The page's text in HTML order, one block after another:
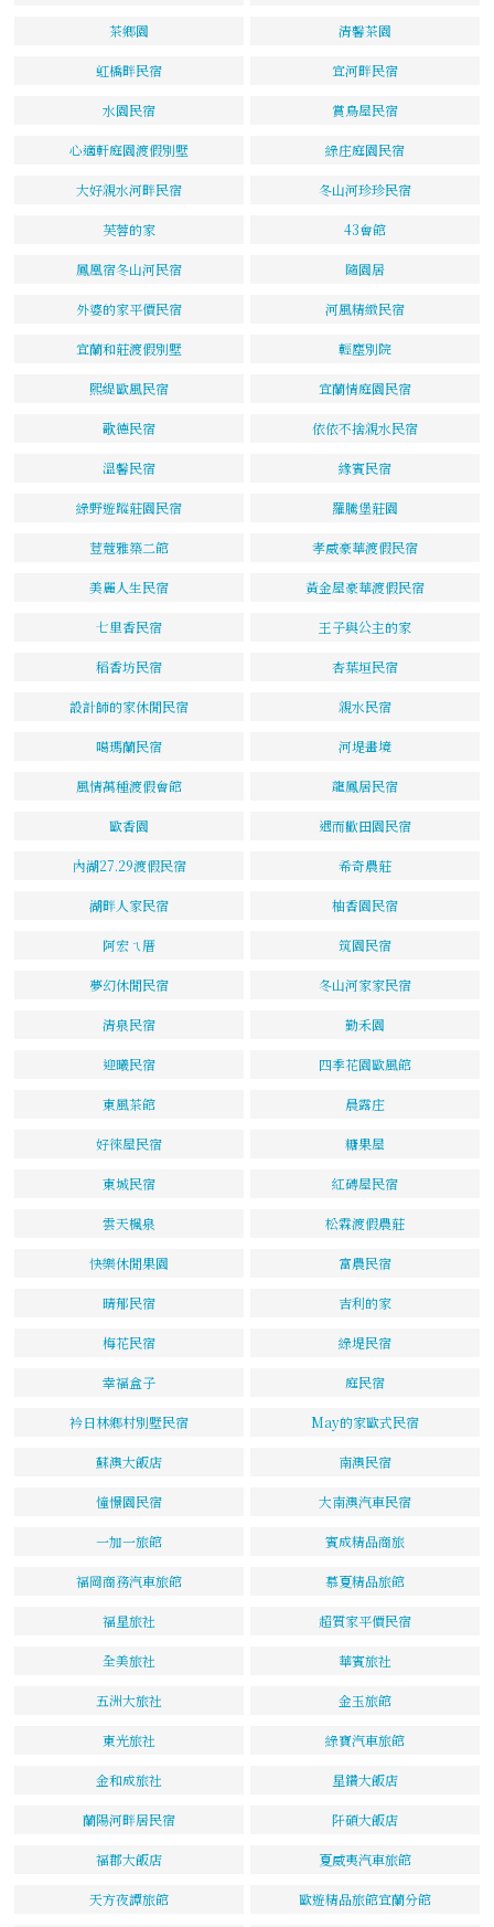
茶鄉園 清馨茶園
虹橋畔民宿 宜河畔民宿
水園民宿 賞鳥屋民宿
心適軒庭園渡假別墅 綠庄庭園民宿
大好親水河畔民宿 冬山河珍珍民宿
芙蓉的家 43會館
鳳凰宿冬山河民宿 隨園居
外婆的家平價民宿 河風精緻民宿
宜蘭和莊渡假別墅 輕塵別院
熙緹歐風民宿 宜蘭情庭園民宿
歌德民宿 依依不捨親水民宿
溫馨民宿 緣賓民宿
綠野遊蹤莊園民宿 羅騰堡莊園
荳蔻雅築二館 孝威豪華渡假民宿
美麗人生民宿 黃金屋豪華渡假民宿
七里香民宿 王子與公主的家
稻香坊民宿 杏葉垣民宿
設計師的家休閒民宿 親水民宿
噶瑪蘭民宿 河堤畫境
風情萬種渡假會館 龍鳳居民宿
歐香園 遇而歡田園民宿
內湖27.29渡假民宿 希奇農莊
湖畔人家民宿 柚香園民宿
阿宏ㄟ厝 筑園民宿
夢幻休閒民宿 冬山河家家民宿
清泉民宿 勤禾園
迎曦民宿 四季花園歐風館
東風茶館 晨露庄
好徠屋民宿 糖果屋
東城民宿 紅磚屋民宿
雲天楓泉 松霖渡假農莊
快樂休閒果園 富農民宿
晴郁民宿 吉利的家
梅花民宿 綠堤民宿
幸福盒子 庭民宿
衿日林鄉村別墅民宿 May的家歐式民宿
蘇澳大飯店 南澳民宿
憧憬園民宿 大南澳汽車民宿
一加一旅館 賓成精品商旅
福岡商務汽車旅館 慕夏精品旅館
福星旅社 超質家平價民宿
全美旅社 華賓旅社
五洲大旅社 金玉旅館
東光旅社 綠寶汽車旅館
金和成旅社 星鑽大飯店
蘭陽河畔居民宿 阡碩大飯店
福郡大飯店 夏威夷汽車旅館
天方夜譚旅館 歐遊精品旅館宜蘭分館